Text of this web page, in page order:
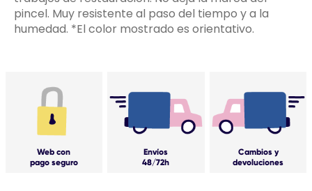
pincel. Muy resistente al paso del tiempo y a la
humedad. *El color mostrado es orientativo.
Web con
pago seguro
Envíos
48/72h
Cambios y
devoluciones